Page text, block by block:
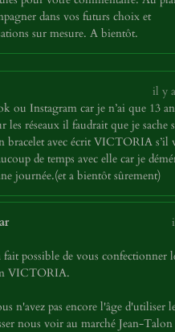
dans vos futurs choix et
sur mesure. A bientôt.
il y
ou Instagram car je n’ai que 13
les réseaux il faudrait que je sache
bracelet avec écrit VICTORIA s’il
de temps avec elle car je
journée.(et a bientôt sûrement)
possible de vous confectionner
VICTORIA.
n'avez pas encore l'âge d'utiliser
nous voir au marché Jean-Talon